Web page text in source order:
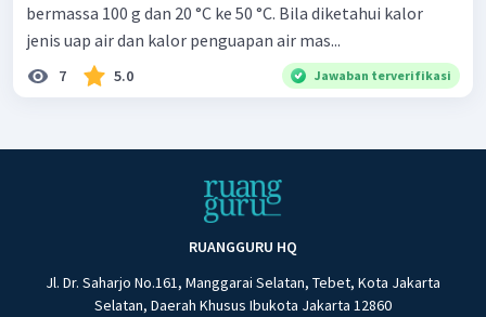
bermassa 100 g dan 20 °C ke 50 °C. Bila diketahui kalor
jenis uap air dan kalor penguapan air mas...
7 5.0 Jawaban terverifikasi
RUANGGURU HQ
Jl. Dr. Saharjo No.161, Manggarai Selatan, Tebet, Kota Jakarta
Selatan, Daerah Khusus Ibukota Jakarta 12860